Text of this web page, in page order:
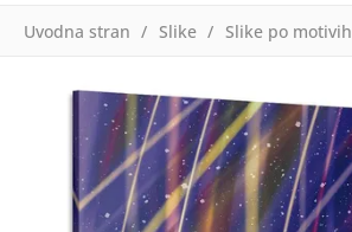
Uvodna stran Slike Slike po motivih